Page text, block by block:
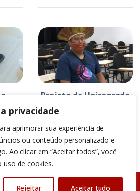
privacidade
aprimorar sua experiência de
ou conteúdo personalizado e
Ao clicar em “Aceitar todos”, você
uso de cookies.
Rejeitar Aceitar tudo
Projeto do Unisagrado
documentário
+ Mais Informações